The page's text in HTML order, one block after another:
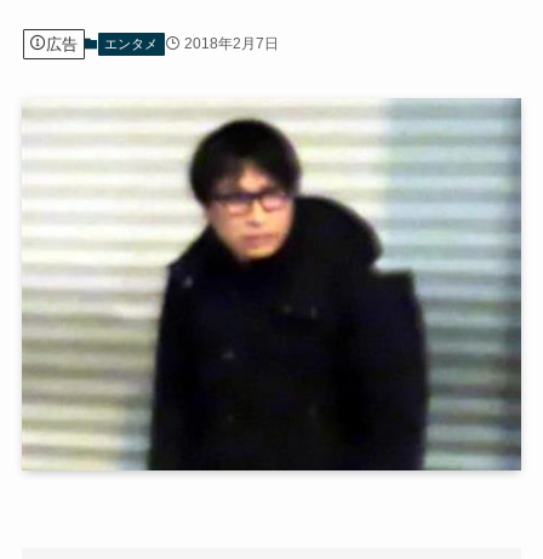
広告 エンタメ 2018年2月7日